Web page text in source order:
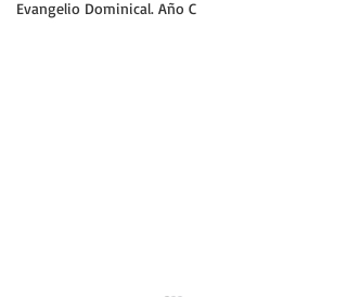
Evangelio Dominical. Año C